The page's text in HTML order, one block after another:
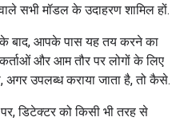
सभी मॉडल के उदाहरण शामिल हों.
के बाद, आपके पास यह तय करने का
और आम तौर पर लोगों के लिए
अगर उपलब्ध कराया जाता है, तो कैसे.
डिटेक्टर को किसी भी तरह से